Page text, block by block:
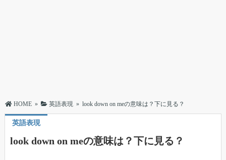
HOME » 英語表現 » look down on meの意味は？下に見る？
英語表現
look down on meの意味は？下に見る？